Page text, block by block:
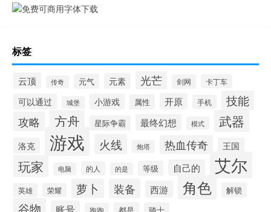
标签
云顶 传奇 元气 元素 光芒 剑网 卡丁车
可以通过 城堡 小游戏 属性 开原 手机
技能
攻略
方舟 星际争霸 最终幻想 模式 武器
洛克 游戏 火线 炮塔 热血传奇 王国
玩家 电脑 的人 的是 等级 自己的 艾尔
英雄 荣耀 萝卜 装备 西游 角色 解锁
谷物 账号